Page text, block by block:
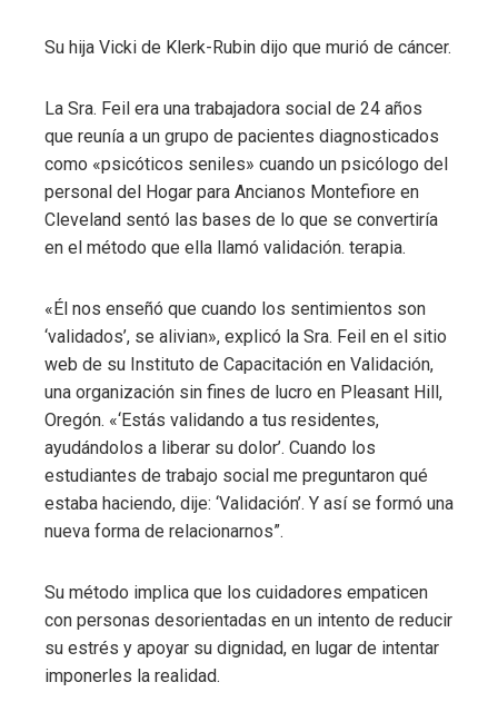
Su hija Vicki de Klerk-Rubin dijo que murió de cáncer.
La Sra. Feil era una trabajadora social de 24 años
que reunía a un grupo de pacientes diagnosticados
como «psicóticos seniles» cuando un psicólogo del
personal del Hogar para Ancianos Montefiore en
Cleveland sentó las bases de lo que se convertiría
en el método que ella llamó validación. terapia.
«Él nos enseñó que cuando los sentimientos son
‘validados’, se alivian», explicó la Sra. Feil en el sitio
web de su Instituto de Capacitación en Validación,
una organización sin fines de lucro en Pleasant Hill,
Oregón. «‘Estás validando a tus residentes,
ayudándolos a liberar su dolor’. Cuando los
estudiantes de trabajo social me preguntaron qué
estaba haciendo, dije: ‘Validación’. Y así se formó una
nueva forma de relacionarnos”.
Su método implica que los cuidadores empaticen
con personas desorientadas en un intento de reducir
su estrés y apoyar su dignidad, en lugar de intentar
imponerles la realidad.